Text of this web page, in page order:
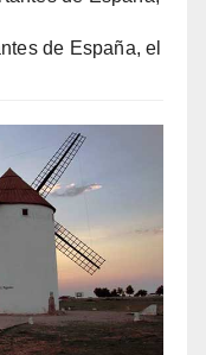
de España, el